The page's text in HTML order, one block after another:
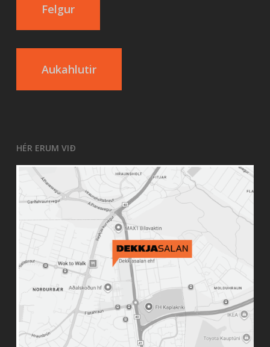
Felgur
Aukahlutir
HÉR ERUM VIÐ